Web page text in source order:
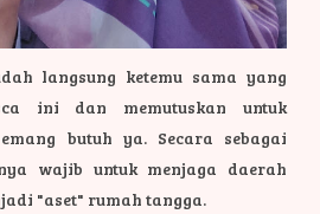
langsung ketemu sama yang
ini dan memutuskan untuk
butuh ya. Secara sebagai
wajib untuk menjaga daerah
"aset" rumah tangga.